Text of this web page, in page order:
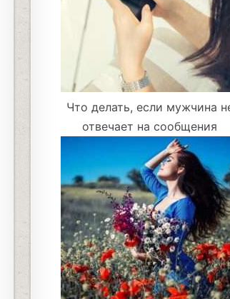
Что делать, если мужчина
отвечает на сообщения